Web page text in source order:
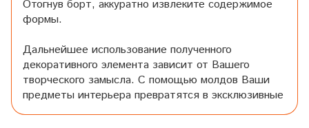
Отогнув борт, аккуратно извлеките содержимое
формы.
Дальнейшее использование полученного
декоративного элемента зависит от Вашего
творческого замысла. С помощью молдов Ваши
предметы интерьера превратятся в эксклюзивные